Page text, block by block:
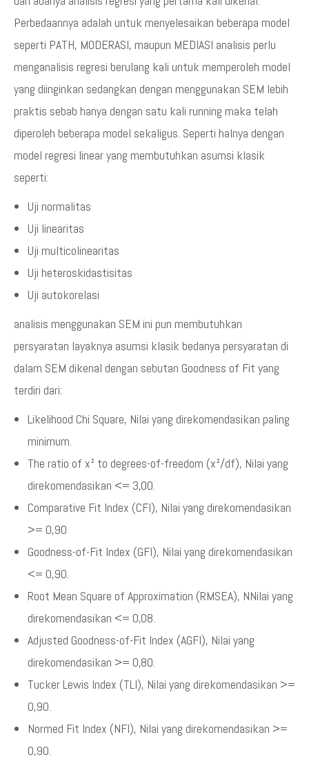
Perbedaannya adalah untuk menyelesaikan beberapa model
seperti PATH, MODERASI, maupun MEDIASI analisis perlu
menganalisis regresi berulang kali untuk memperoleh model
yang diinginkan sedangkan dengan menggunakan SEM lebih
praktis sebab hanya dengan satu kali running maka telah
diperoleh beberapa model sekaligus. Seperti halnya dengan
model regresi linear yang membutuhkan asumsi klasik
seperti:
Uji normalitas
Uji linearitas
Uji multicolinearitas
Uji heteroskidastisitas
Uji autokorelasi
analisis menggunakan SEM ini pun membutuhkan
persyaratan layaknya asumsi klasik bedanya persyaratan di
dalam SEM dikenal dengan sebutan Goodness of Fit yang
terdiri dari:
Likelihood Chi Square, Nilai yang direkomendasikan paling
minimum.
The ratio of x² to degrees-of-freedom (x²/df), Nilai yang
direkomendasikan <= 3,00.
Comparative Fit Index (CFI), Nilai yang direkomendasikan
>= 0,90
Goodness-of-Fit Index (GFI), Nilai yang direkomendasikan
<= 0,90.
Root Mean Square of Approximation (RMSEA), NNilai yang
direkomendasikan <= 0,08.
Adjusted Goodness-of-Fit Index (AGFI), Nilai yang
direkomendasikan >= 0,80.
Tucker Lewis Index (TLI), Nilai yang direkomendasikan >=
0,90.
Normed Fit Index (NFI), Nilai yang direkomendasikan >=
0,90.